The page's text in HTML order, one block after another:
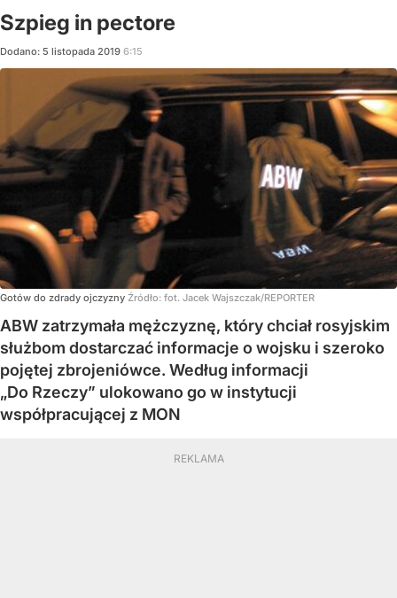
Szpieg in pectore
Dodano: 5 listopada 2019 6:15
Gotów do zdrady ojczyzny Źródło: fot. Jacek Wajszczak/REPORTER
ABW zatrzymała mężczyznę, który chciał rosyjskim
służbom dostarczać informacje o wojsku i szeroko
pojętej zbrojeniówce. Według informacji
„Do Rzeczy” ulokowano go w instytucji
współpracującej z MON